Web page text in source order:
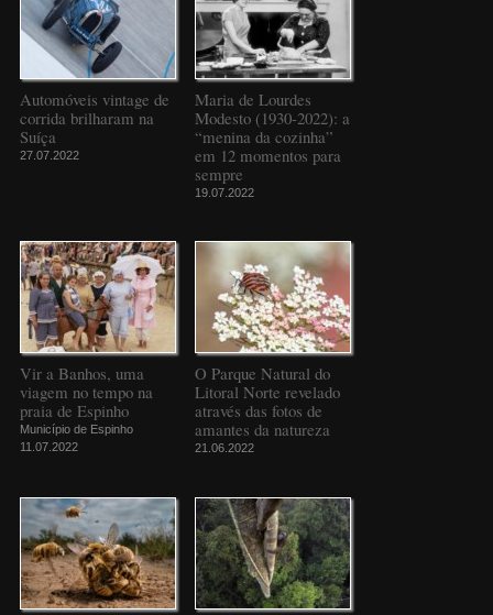
Automóveis vintage de
corrida brilharam na
Suíça
27.07.2022
Maria de Lourdes
Modesto (1930-2022): a
“menina da cozinha”
em 12 momentos para
sempre
19.07.2022
Vir a Banhos, uma
viagem no tempo na
praia de Espinho
Município de Espinho
11.07.2022
O Parque Natural do
Litoral Norte revelado
através das fotos de
amantes da natureza
21.06.2022